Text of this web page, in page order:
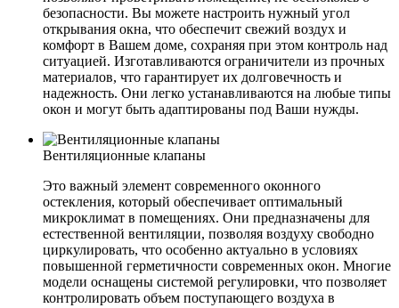
безопасности. Вы можете настроить нужный угол
открывания окна, что обеспечит свежий воздух и
комфорт в Вашем доме, сохраняя при этом контроль над
ситуацией. Изготавливаются ограничители из прочных
материалов, что гарантирует их долговечность и
надежность. Они легко устанавливаются на любые типы
окон и могут быть адаптированы под Ваши нужды.
Вентиляционные клапаны
Это важный элемент современного оконного
остекления, который обеспечивает оптимальный
микроклимат в помещениях. Они предназначены для
естественной вентиляции, позволяя воздуху свободно
циркулировать, что особенно актуально в условиях
повышенной герметичности современных окон. Многие
модели оснащены системой регулировки, что позволяет
контролировать объем поступающего воздуха в